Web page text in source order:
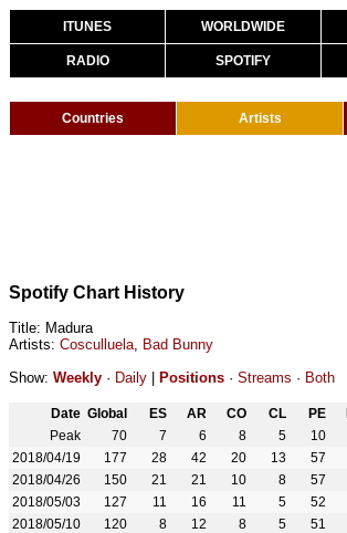
ITUNES WORLDWIDE
RADIO SPOTIFY
Countries Artists
Spotify Chart History
Title: Madura
Artists: Cosculluela, Bad Bunny
Show: Weekly · Daily Positions · Streams · Both
Date Global ES AR CO CL PE
Peak
70 7 6 8 5 10
2018/04/19
177 28 42 20 13 57
2018/04/26
150 21 21 10 8 57
2018/05/03
127 11 16 11 5 52
2018/05/10
120 8 12 8 5 51